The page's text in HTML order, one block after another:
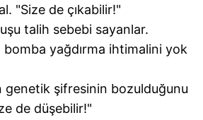
"Size de çıkabilir!"
talih sebebi sayanlar.
bomba yağdırma ihtimalini yok
genetik şifresinin bozulduğunu
de düşebilir!"